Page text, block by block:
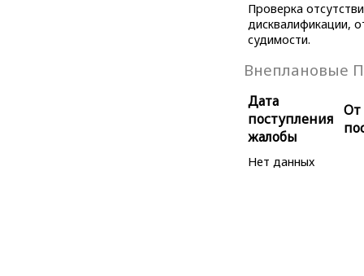
Проверка
дисквалификации,
судимости.
Внеплановые
Дата
поступления
жалобы
От
Нет данных